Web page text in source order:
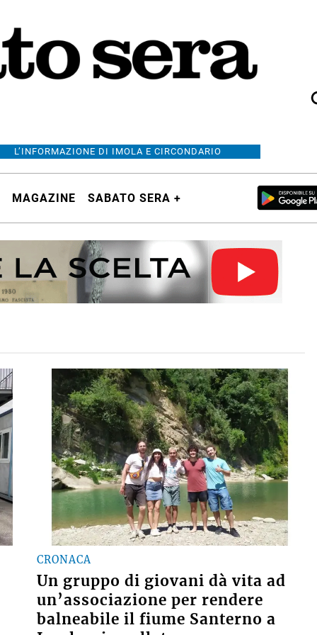
L’INFORMAZIONE DI IMOLA E CIRCONDARIO
MAGAZINE SABATO SERA +
CRONACA
Un gruppo di giovani dà vita ad
un’associazione per rendere
balneabile il fiume Santerno a